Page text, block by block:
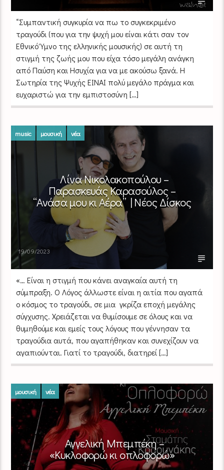
“Συμπαντική συγκυρία να πω το συγκεκριμένο
τραγούδι (που για την ψυχή μου είναι κάτι σαν τον
Εθνικό Ύμνο της ελληνικής μουσικής) σε αυτή τη
στιγμή της ζωής μου που είχα τόσο μεγάλη ανάγκη
από Παύση και Ησυχία για να με ακούσω ξανά. Η
Σωτηρία της Ψυχής ΕΙΝΑΙ πολύ μεγάλο πράγμα και
ευχαριστώ για την εμπιστοσύνη […]
music μουσική νέα
Λίνα Νικολακοπούλου –
Παρασκευάς Καρασούλος –
“Ανάσα μου κι Αέρα” | Νέος Δίσκος
19/09/2023
«… Είναι η στιγμή που κάνει αναγκαία αυτή τη
σύμπραξη. Ο Λόγος άλλωστε είναι η αιτία που αγαπά
ο κόσμος το τραγούδι, σε μια γκρίζα εποχή μεγάλης
σύγχυσης. Χρειάζεται να θυμίσουμε σε όλους και να
θυμηθούμε και εμείς τους λόγους που γέννησαν τα
τραγούδια αυτά, που αγαπήθηκαν και συνεχίζουν να
αγαπιούνται. Γιατί το τραγούδι, διατηρεί […]
μουσική νέα
Αγγελική Μπεμπέκη –
«Κυκλοφορώ κι οπλοφορώ»